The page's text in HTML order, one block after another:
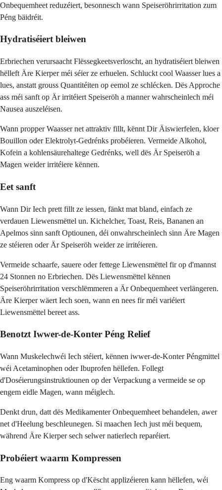
Onbequemheet reduzéiert, besonnesch wann Speiseröhrirritation zum
Péng bäidréit.
Hydratiséiert bleiwen
Erbriechen verursaacht Flëssegkeetsverloscht, an hydratiséiert bleiwen
hëlleft Äre Kierper méi séier ze erhuelen. Schluckt cool Waasser lues a
lues, anstatt grouss Quantitéiten op eemol ze schlécken. Dës Approche
ass méi sanft op Är irritéiert Speiseröh a manner wahrscheinlech méi
Nausea auszeléisen.
Wann propper Waasser net attraktiv fillt, kënnt Dir Äiswierfelen, kloer
Bouillon oder Elektrolyt-Gedrénks probéieren. Vermeide Alkohol,
Kofein a kohlensäurehaltege Gedrénks, well dës Är Speiseröh a
Magen weider irritéiere kënnen.
Eet sanft
Wann Dir Iech prett fillt ze iessen, fänkt mat bland, einfach ze
verdauen Liewensmëttel un. Kichelcher, Toast, Reis, Bananen an
Apelmos sinn sanft Optiounen, déi onwahrscheinlech sinn Äre Magen
ze stéieren oder Är Speiseröh weider ze irritéieren.
Vermeide schaarfe, sauere oder fettege Liewensmëttel fir op d'mannst
24 Stonnen no Erbriechen. Dës Liewensmëttel kënnen
Speiseröhrirritation verschlëmmeren a Är Onbequemheet verlängeren.
Äre Kierper wäert Iech soen, wann en nees fir méi variéiert
Liewensmëttel bereet ass.
Benotzt Iwwer-de-Konter Péng Relief
Wann Muskelechwéi Iech stéiert, kënnen iwwer-de-Konter Péngmittel
wéi Acetaminophen oder Ibuprofen hëllefen. Follegt
d'Doséierungsinstruktiounen op der Verpackung a vermeide se op
engem eidle Magen, wann méiglech.
Denkt drun, datt dës Medikamenter Onbequemheet behandelen, awer
net d'Heelung beschleunegen. Si maachen Iech just méi bequem,
während Äre Kierper sech selwer natierlech reparéiert.
Probéiert waarm Kompressen
Eng waarm Kompress op d'Këscht applizéieren kann hëllefen, wéi